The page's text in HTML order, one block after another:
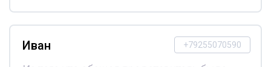
+79255070590
Иван